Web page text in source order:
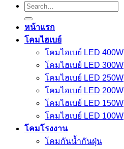
Search
for:
หน้าแรก
โคมไฮเบย์
โคมไฮเบย์ LED 400W
โคมไฮเบย์ LED 300W
โคมไฮเบย์ LED 250W
โคมไฮเบย์ LED 200W
โคมไฮเบย์ LED 150W
โคมไฮเบย์ LED 100W
โคมโรงงาน
โคมกันน้ำกันฝุ่น